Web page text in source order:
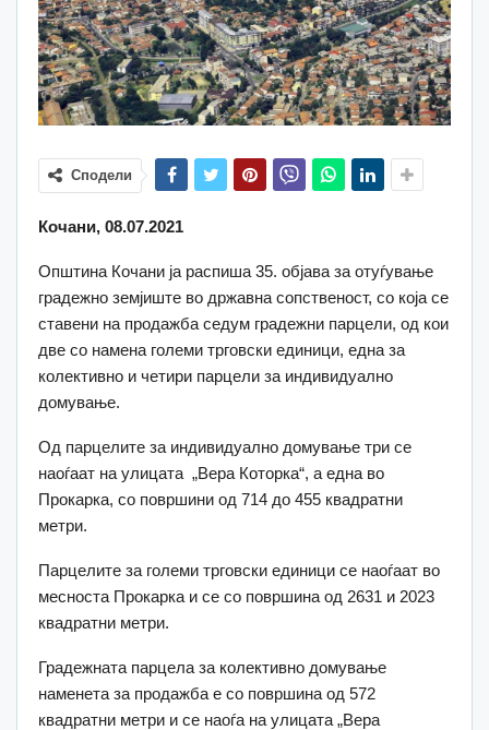
Сподели
Кочани, 08.07.2021
Општина Кочани ја распиша 35. објава за отуѓување
градежно земјиште во државна сопственост, со која се
ставени на продажбa седум градежни парцели, од кои
две со намена големи трговски единици, една за
колективно и четири парцели за индивидуално
домување.
Од парцелите за индивидуално домување три се
наоѓаат на улицата „Вера Которка“, а една во
Прокарка, со површини од 714 до 455 квадратни
метри.
Парцелите за големи трговски единици се наоѓаат во
месноста Прокарка и се со површина од 2631 и 2023
квадратни метри.
Градежната парцела за колективно домување
наменета за продажба е со површина од 572
квадратни метри и се наоѓа на улицата „Вера